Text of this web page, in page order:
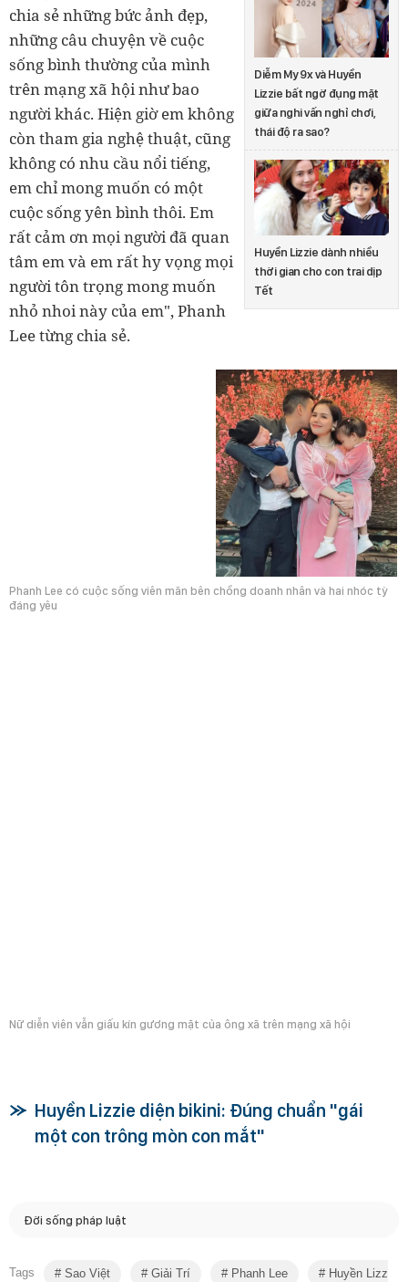
Diễm My 9x và Huyền
Lizzie bất ngờ đụng mặt
giữa nghi vấn nghỉ chơi,
thái độ ra sao?
Huyền Lizzie dành nhiều
thời gian cho con trai dịp
Tết
chia sẻ những bức ảnh đẹp,
những câu chuyện về cuộc
sống bình thường của mình
trên mạng xã hội như bao
người khác. Hiện giờ em không
còn tham gia nghệ thuật, cũng
không có nhu cầu nổi tiếng,
em chỉ mong muốn có một
cuộc sống yên bình thôi. Em
rất cảm ơn mọi người đã quan
tâm em và em rất hy vọng mọi
người tôn trọng mong muốn
nhỏ nhoi này của em", Phanh
Lee từng chia sẻ.
Phanh Lee có cuộc sống viên mãn bên chồng doanh nhân và hai nhóc tỳ
đáng yêu
Nữ diễn viên vẫn giấu kín gương mặt của ông xã trên mạng xã hội
Huyền Lizzie diện bikini: Đúng chuẩn "gái
một con trông mòn con mắt"
Đời sống pháp luật
Tags Sao Việt Giải Trí Phanh Lee Huyền Lizzie